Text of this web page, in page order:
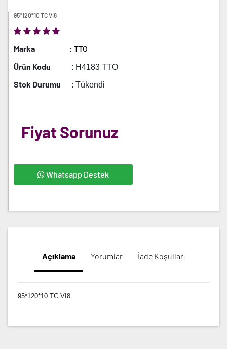
95*120*10 TC VI8
Marka
: TTO
Ürün Kodu
: H4183 TTO
Stok Durumu : Tükendi
Fiyat Sorunuz
Whatsapp Destek
Açıklama Yorumlar İade Koşulları
95*120*10 TC VI8